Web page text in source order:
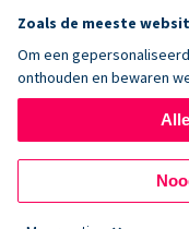
Zoals de meeste
Om een
onthouden en bewaren